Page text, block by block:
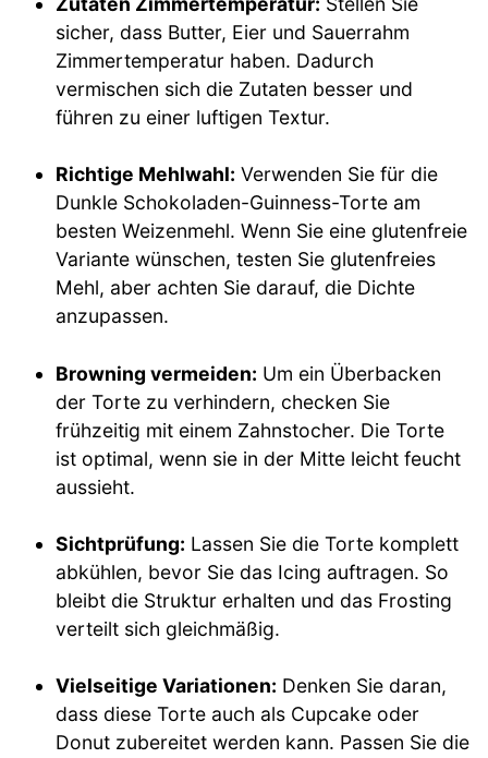
sicher, dass Butter, Eier und Sauerrahm
Zimmertemperatur haben. Dadurch
vermischen sich die Zutaten besser und
führen zu einer luftigen Textur.
Richtige Mehlwahl: Verwenden Sie für die
Dunkle Schokoladen-Guinness-Torte am
besten Weizenmehl. Wenn Sie eine glutenfreie
Variante wünschen, testen Sie glutenfreies
Mehl, aber achten Sie darauf, die Dichte
anzupassen.
Browning vermeiden: Um ein Überbacken
der Torte zu verhindern, checken Sie
frühzeitig mit einem Zahnstocher. Die Torte
ist optimal, wenn sie in der Mitte leicht feucht
aussieht.
Sichtprüfung: Lassen Sie die Torte komplett
abkühlen, bevor Sie das Icing auftragen. So
bleibt die Struktur erhalten und das Frosting
verteilt sich gleichmäßig.
Vielseitige Variationen: Denken Sie daran,
dass diese Torte auch als Cupcake oder
Donut zubereitet werden kann. Passen Sie die